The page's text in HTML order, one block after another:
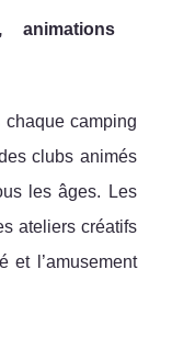
chaque camping
clubs animés
les âges. Les
ateliers créatifs
et l’amusement